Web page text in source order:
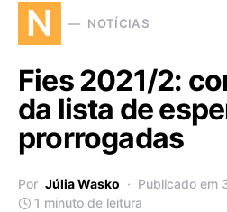
N NOTÍCIAS
Fies 2021/2:
da lista de
prorrogadas
Por Júlia Wasko
Publicado em
1 minuto de leitura